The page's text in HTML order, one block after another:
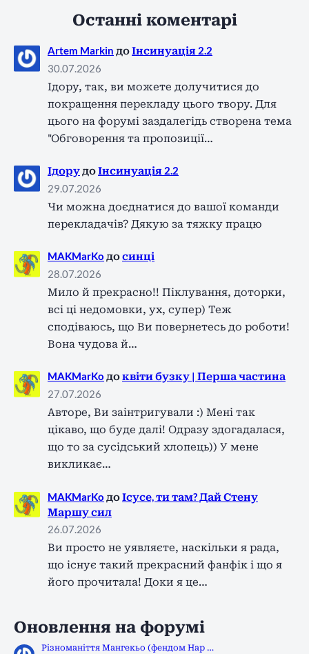
Останні коментарі
Artem Markin доІнсинуація 2.2
30.07.2026
Ідору, так, ви можете долучитися до
покращення перекладу цього твору. Для
цього на форумі заздалегідь створена тема
"Обговорення та пропозиції…
Ідору доІнсинуація 2.2
29.07.2026
Чи можна доєднатися до вашої команди
перекладачів? Дякую за тяжку працю
MAKMarKo досинці
28.07.2026
Мило й прекрасно!! Піклування, доторки,
всі ці недомовки, ух, супер) Теж
сподіваюсь, що Ви повернетесь до роботи!
Вона чудова й…
MAKMarKo доквіти бузку | Перша частина
27.07.2026
Авторе, Ви заінтригували :) Мені так
цікаво, що буде далі! Одразу здогадалася,
що то за сусідський хлопець)) У мене
викликає…
MAKMarKo доІсусе, ти там? Дай Стену
Маршу сил
26.07.2026
Ви просто не уявляєте, наскільки я рада,
що існує такий прекрасний фанфік і що я
його прочитала! Доки я це…
Оновлення на форумі
Різноманіття Мангекьо (фендом Нар …